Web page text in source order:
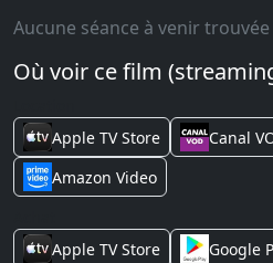
Aucune séance à venir
Où voir ce film
Apple TV Store
Canal
Amazon Video
Apple TV Store
Google